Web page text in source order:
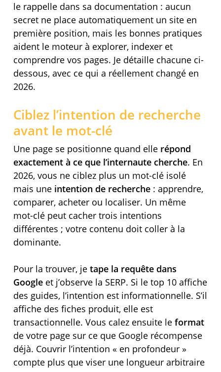
le rappelle dans sa documentation : aucun
secret ne place automatiquement un site en
première position, mais les bonnes pratiques
aident le moteur à explorer, indexer et
comprendre vos pages. Je détaille chacune ci-
dessous, avec ce qui a réellement changé en
2026.
Ciblez l’intention de recherche
avant le mot-clé
Une page se positionne quand elle répond
exactement à ce que l’internaute cherche. En
2026, vous ne ciblez plus un mot-clé isolé
mais une intention de recherche: apprendre,
comparer, acheter ou localiser. Un même
mot-clé peut cacher trois intentions
différentes ; votre contenu doit coller à la
dominante.
Pour la trouver, je tape la requête dans
Googleet j’observe la SERP. Si le top 10 affiche
des guides, l’intention est informationnelle. S’il
affiche des fiches produit, elle est
transactionnelle. Vous calez ensuite le format
de votre page sur ce que Google récompense
déjà. Couvrir l’intention « en profondeur »
compte plus que viser une longueur arbitraire